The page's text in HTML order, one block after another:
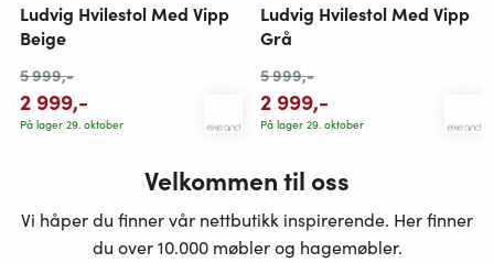
Ludvig Hvilestol Med Vipp
Beige
5 999,-
2 999,-
På lager 29. oktober
Ludvig Hvilestol Med Vipp
Grå
5 999,-
2 999,-
På lager 29. oktober
Velkommen til oss
Vi håper du finner vår nettbutikk inspirerende. Her finner
du over 10.000 møbler og hagemøbler.